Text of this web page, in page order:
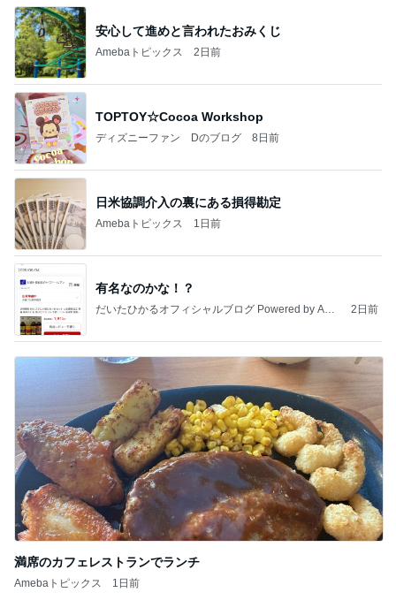
安心して進めと言われたおみくじ
Amebaトピックス 2日前
TOPTOY☆Cocoa Workshop
ディズニーファン Dのブログ 8日前
日米協調介入の裏にある損得勘定
Amebaトピックス 1日前
有名なのかな！？
だいたひかるオフィシャルブログ Powered by Ame
2日前
満席のカフェレストランでランチ
Amebaトピックス 1日前